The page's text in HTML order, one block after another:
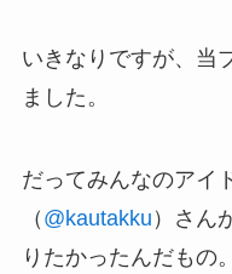
いきなりですが、当
ました。
だってみんなのアイ
（ @kautakku ）さん
りたかったんだもの。